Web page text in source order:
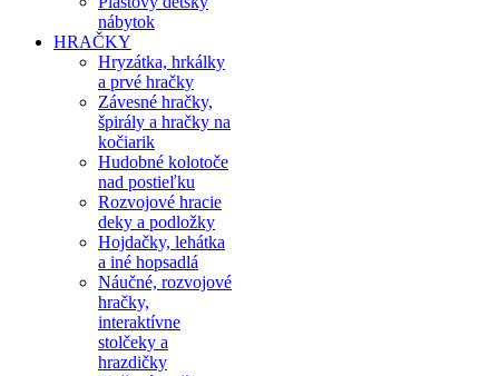
nábytok
HRAČKY
Hryzátka, hrkálky
a prvé hračky
Závesné hračky,
špirály a hračky na
kočiarik
Hudobné kolotoče
nad postieľku
Rozvojové hracie
deky a podložky
Hojdačky, lehátka
a iné hopsadlá
Náučné, rozvojové
hračky,
interaktívne
stolčeky a
hrazdičky